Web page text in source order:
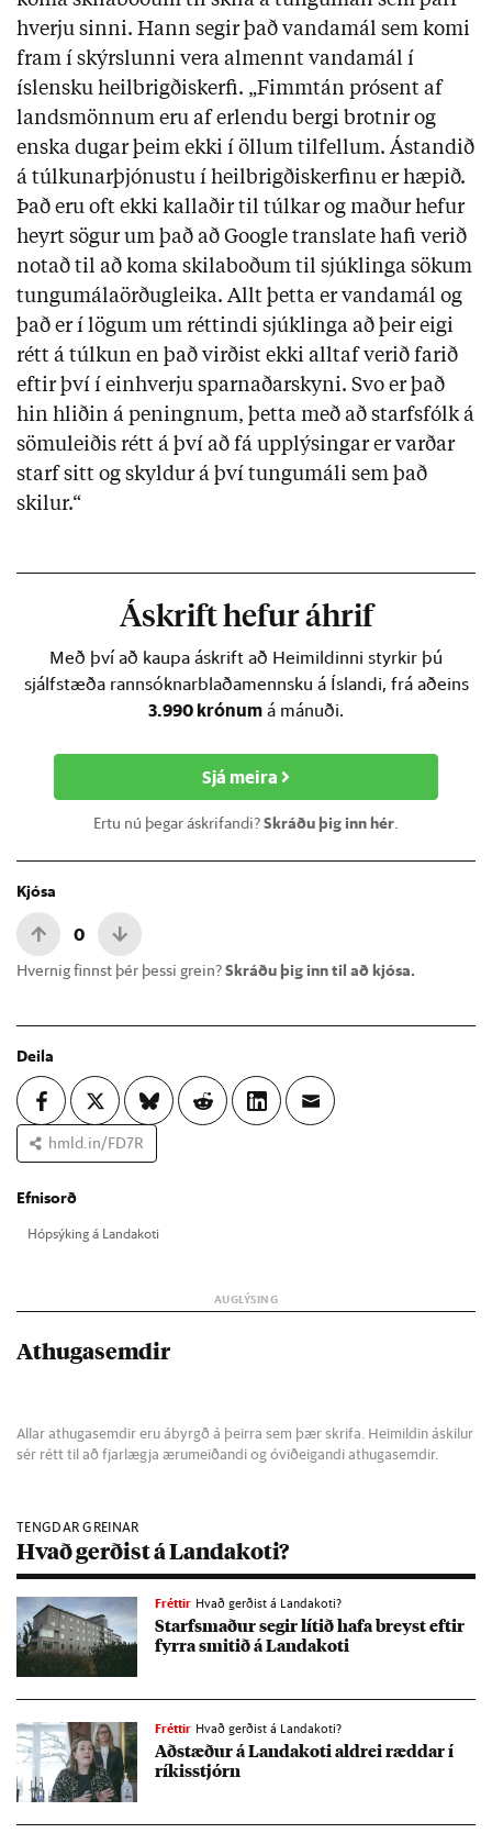
hverju sinni. Hann segir það vandamál sem komi
fram í skýrslunni vera almennt vandamál í
íslensku heilbrigðiskerfi. „Fimmtán prósent af
landsmönnum eru af erlendu bergi brotnir og
enska dugar þeim ekki í öllum tilfellum. Ástandið
á túlkunarþjónustu í heilbrigðiskerfinu er hæpið.
Það eru oft ekki kallaðir til túlkar og maður hefur
heyrt sögur um það að Google translate hafi verið
notað til að koma skilaboðum til sjúklinga sökum
tungumálaörðugleika. Allt þetta er vandamál og
það er í lögum um réttindi sjúklinga að þeir eigi
rétt á túlkun en það virðist ekki alltaf verið farið
eftir því í einhverju sparnaðarskyni. Svo er það
hin hliðin á peningnum, þetta með að starfsfólk á
sömuleiðis rétt á því að fá upplýsingar er varðar
starf sitt og skyldur á því tungumáli sem það
skilur.“
Áskrift hefur áhrif
Með því að kaupa áskrift að Heimildinni styrkir þú
sjálfstæða rannsóknarblaðamennsku á Íslandi, frá aðeins
3.990 krónum á mánuði.
Sjá meira
Ertu nú þegar áskrifandi?Skráðu þig inn hér.
Kjósa
0
Hvernig finnst þér þessi grein?Skráðu þig inn til að kjósa.
Deila
hmld.in/FD7R
Efnisorð
Hóp­sýk­ing á Landa­koti
Athugasemdir
Allar athugasemdir eru ábyrgð á þeirra sem þær skrifa. Heimildin áskilur
sér rétt til að fjarlægja ærumeiðandi og óviðeigandi athugasemdir.
TENGDAR GREINAR
Hvað gerðist á Landakoti?
Fréttir Hvað gerðist á Landakoti?
Starfs­mað­ur seg­ir lít­ið hafa breyst eft­ir
fyrra smit­ið á Landa­koti
Fréttir Hvað gerðist á Landakoti?
Að­stæð­ur á Landa­koti aldrei rædd­ar í
rík­is­stjórn